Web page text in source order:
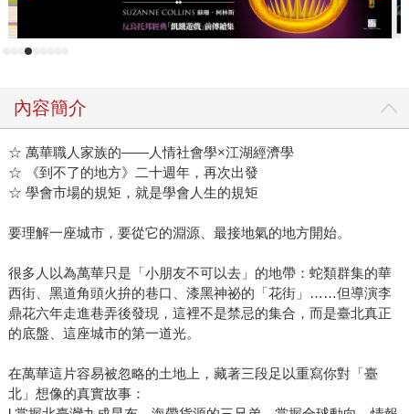
內容簡介
☆ 萬華職人家族的——人情社會學×江湖經濟學
☆ 《到不了的地方》二十週年，再次出發
☆ 學會市場的規矩，就是學會人生的規矩
要理解一座城市，要從它的淵源、最接地氣的地方開始。
很多人以為萬華只是「小朋友不可以去」的地帶：蛇類群集的華
西街、黑道角頭火拚的巷口、漆黑神祕的「花街」……但導演李
鼎花六年走進巷弄後發現，這裡不是禁忌的集合，而是臺北真正
的底盤、這座城市的第一道光。
在萬華這片容易被忽略的土地上，藏著三段足以重寫你對「臺
北」想像的真實故事：